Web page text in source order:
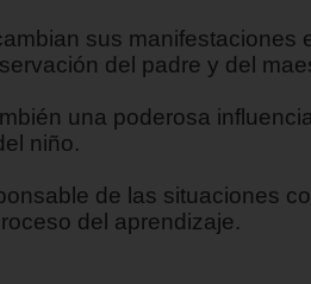
sus manifestaciones
del padre y del
una poderosa
niño.
de las situaciones
del aprendizaje.